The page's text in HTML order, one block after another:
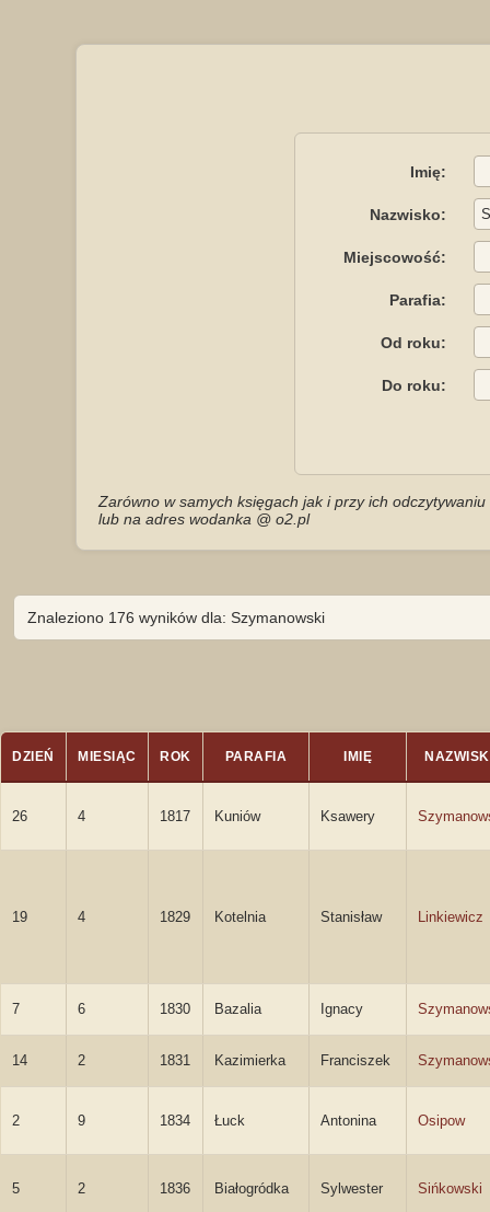
Imię:
Nazwisko:
Miejscowość:
Parafia:
Od roku:
Do roku:
Zarówno w samych księgach jak i przy ich
lub na adres wodanka @ o2.pl
Znaleziono 176 wyników dla: Szymanowski
DZIEŃ MIESIĄC ROK PARAFIA IMIĘ
26 4 1817 Kuniów Ksawery
19 4 1829 Kotelnia Stanisław Linkiewicz
7 6 1830 Bazalia Ignacy
14 2 1831 Kazimierka Franciszek
2 9 1834 Łuck Antonina Osipow
5 2 1836 Białogródka Sylwester Sińkowski